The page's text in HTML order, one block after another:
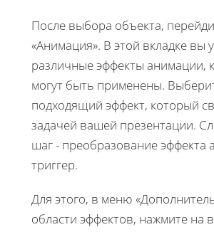
После выбора объекта,
«Анимация». В этой вкладке вы
различные эффекты анимации,
могут быть применены.
подходящий эффект, который
задачей вашей презентации.
шаг - преобразование эффекта
триггер.
Для этого, в меню
области эффектов, нажмите на